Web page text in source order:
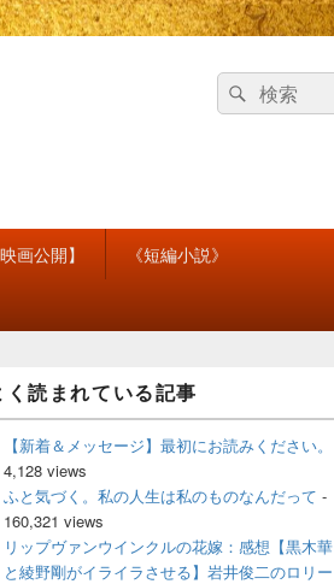
検
索
検
索
画公開】 《短編小説》
く読まれている記事
【新着＆メッセージ】最初にお読みください。
4,128 views
ふと気づく。私の人生は私のものなんだって -
160,321 views
リップヴァンウインクルの花嫁：感想【黒木華
と綾野剛がイライラさせる】岩井俊二のロリー